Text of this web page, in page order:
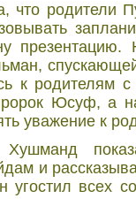
что родители
к родителям
Юсуф, а
уважение к
и
угостил всех